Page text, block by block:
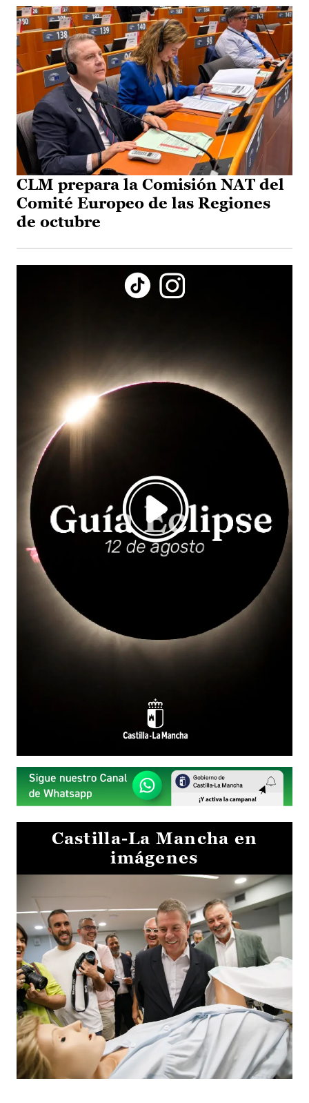
CLM prepara la Comisión NAT del
Comité Europeo de las Regiones
de octubre
Castilla-La Mancha en
imágenes